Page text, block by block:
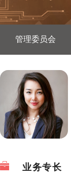
管理委员会
业务专长